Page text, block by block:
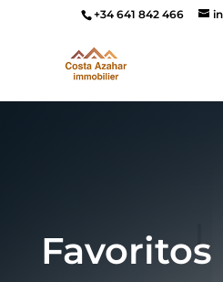
+34 641 842 466
Favoritos